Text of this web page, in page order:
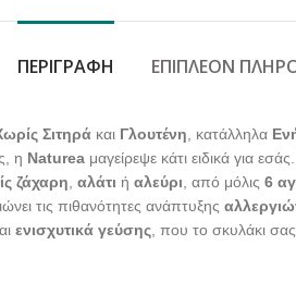
ΠΕΡΙΓΡΑΦΉ ΕΠΙΠΛΈΟΝ
Σιτηρά και Γλουτένη, κατάλληλα
η Naturea μαγείρεψε κάτι ειδικά για
ζάχαρη, αλάτι ή αλεύρι, από μόλις 6
τις πιθανότητες ανάπτυξης
ενισχυτικά γεύσης, που το σκυλάκι σας